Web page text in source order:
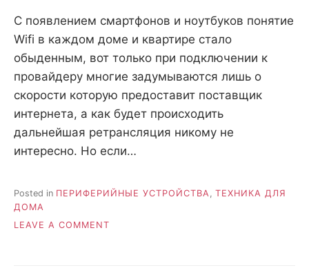
С появлением смартфонов и ноутбуков понятие
Wifi в каждом доме и квартире стало
обыденным, вот только при подключении к
провайдеру многие задумываются лишь о
скорости которую предоставит поставщик
интернета, а как будет происходить
дальнейшая ретрансляция никому не
интересно. Но если…
Posted in ПЕРИФЕРИЙНЫЕ УСТРОЙСТВА, ТЕХНИКА ДЛЯ
ДОМА
LEAVE A COMMENT